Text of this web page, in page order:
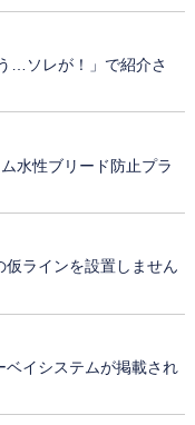
…ソレが！」で紹介さ
水性ブリード防止プラ
ラインを設置しません
ベイシステムが掲載され